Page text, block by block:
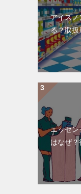
アイスノ
る？取扱
エッセン
はなぜ